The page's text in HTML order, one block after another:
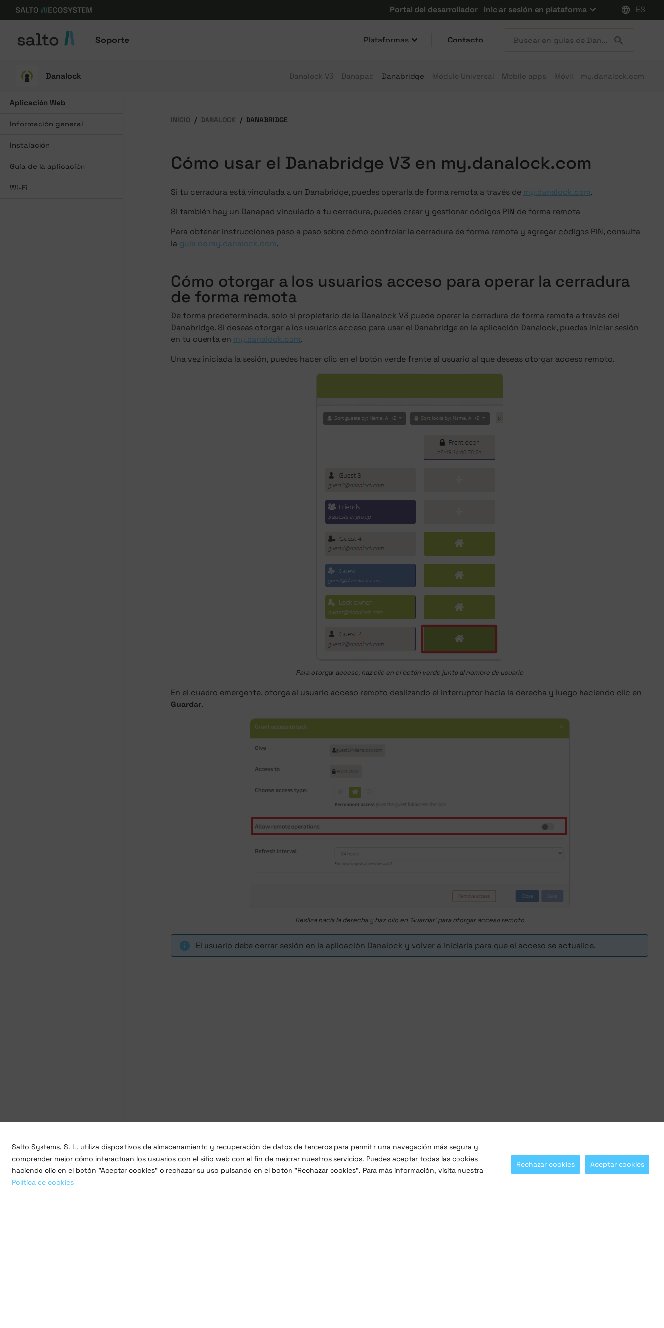
Portal del desarrollador Iniciar sesión en plataforma ES
Soporte Plataformas Contacto
Danalock Danalock V3 Danapad Danabridge Módulo Universal Mobile apps Móvil my.danalock.com
INICIO DANALOCK DANABRIDGE
Cómo usar el Danabridge V3 en my.danalock.com
Si tu cerradura está vinculada a un Danabridge, puedes operarla de forma remota a través de my.danalock.com.
Si también hay un Danapad vinculado a tu cerradura, puedes crear y gestionar códigos PIN de forma remota.
Para obtener instrucciones paso a paso sobre cómo controlar la cerradura de forma remota y agregar códigos PIN, consulta
la guía de my.danalock.com.
Cómo otorgar a los usuarios acceso para operar la cerradura
de forma remota
De forma predeterminada, solo el propietario de la Danalock V3 puede operar la cerradura de forma remota a través del
Danabridge. Si deseas otorgar a los usuarios acceso para usar el Danabridge en la aplicación Danalock, puedes iniciar sesión
en tu cuenta en my.danalock.com.
Una vez iniciada la sesión, puedes hacer clic en el botón verde frente al usuario al que deseas otorgar acceso remoto.
Para otorgar acceso, haz clic en el botón verde junto al nombre de usuario
En el cuadro emergente, otorga al usuario acceso remoto deslizando el interruptor hacia la derecha y luego haciendo clic en
Guardar.
Desliza hacia la derecha y haz clic en 'Guardar' para otorgar acceso remoto
El usuario debe cerrar sesión en la aplicación Danalock y volver a iniciarla para que el acceso se actualice.
Aplicación Web
Información general
Instalación
Guía de la aplicación
Wi-Fi
Salto Systems, S. L. utiliza dispositivos de almacenamiento y recuperación de datos de terceros para permitir una navegación más segura y
comprender mejor cómo interactúan los usuarios con el sitio web con el fin de mejorar nuestros servicios. Puedes aceptar todas las cookies
haciendo clic en el botón "Aceptar cookies" o rechazar su uso pulsando en el botón "Rechazar cookies". Para más información, visita nuestra
Política de cookies
Rechazar cookies Aceptar cookies